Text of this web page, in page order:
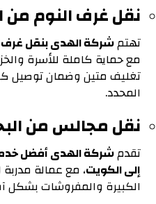
نقل غرف النوم من
تهتمشركة الهدى بنقل غرف
مع حماية كاملة للأسرة
تغليف متين وضمان توصيل
المحدد.
نقل مجالس من
تقدمشركة الهدى أفضل
إلى الكويت، مع عمالة
الكبيرة والمفروشات بشكل